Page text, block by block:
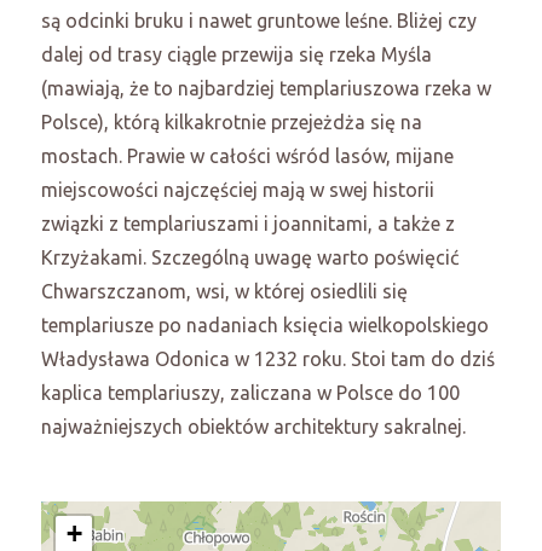
są odcinki bruku i nawet gruntowe leśne. Bliżej czy
dalej od trasy ciągle przewija się rzeka Myśla
(mawiają, że to najbardziej templariuszowa rzeka w
Polsce), którą kilkakrotnie przejeżdża się na
mostach. Prawie w całości wśród lasów, mijane
miejscowości najczęściej mają w swej historii
związki z templariuszami i joannitami, a także z
Krzyżakami. Szczególną uwagę warto poświęcić
Chwarszczanom, wsi, w której osiedlili się
templariusze po nadaniach księcia wielkopolskiego
Władysława Odonica w 1232 roku. Stoi tam do dziś
kaplica templariuszy, zaliczana w Polsce do 100
najważniejszych obiektów architektury sakralnej.
+